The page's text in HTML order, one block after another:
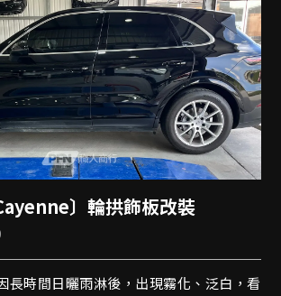
〕輪拱飾板改裝
長時間日曬雨淋後，出現霧化、泛白，看